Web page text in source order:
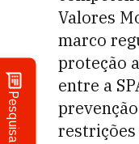
Pesquisa
Valores
marco
proteção
entre a
restrições